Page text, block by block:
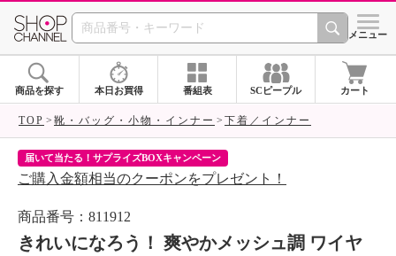
SHOP CHANNEL シメニュー
商品を探す 本日お買得 番組表 SCピープル カート
TOP 靴・バッグ・小物・インナー 下着／インナー
届いて当たる！サプライズBOXキャンペーン
ご購入金額相当のクーポンをプレゼント！
商品番号：811912
きれいになろう！ 爽やかメッシュ調 ワイヤ